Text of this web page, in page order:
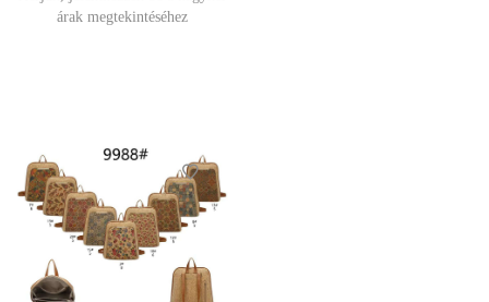
árak megtekintéséhez